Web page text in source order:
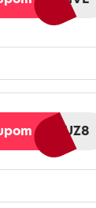
LGMELIUZ8